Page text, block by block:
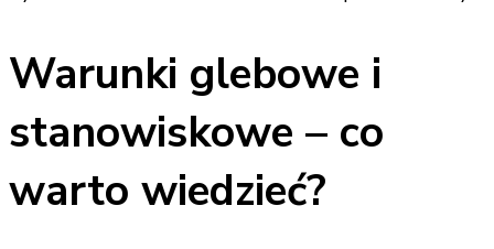
Warunki glebowe i
stanowiskowe – co
warto wiedzieć?